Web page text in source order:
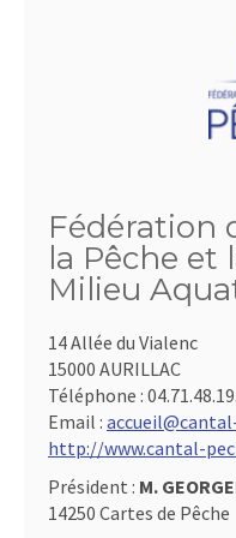
Fédération
la Pêche
Milieu
14 Allée du Vialenc
15000 AURILLAC
Téléphone :
Email :
http://www.cantal-
Président : M.
14250 Cartes de Pêche